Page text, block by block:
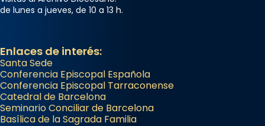
Foto
de lunes a jueves, de 10 a 13 h.
Enlaces de interés:
Santa Sede
Conferencia Episcopal Española
Conferencia Episcopal Tarraconense
Catedral de Barcelona
Seminario Conciliar de Barcelona
Basílica de la Sagrada Familia